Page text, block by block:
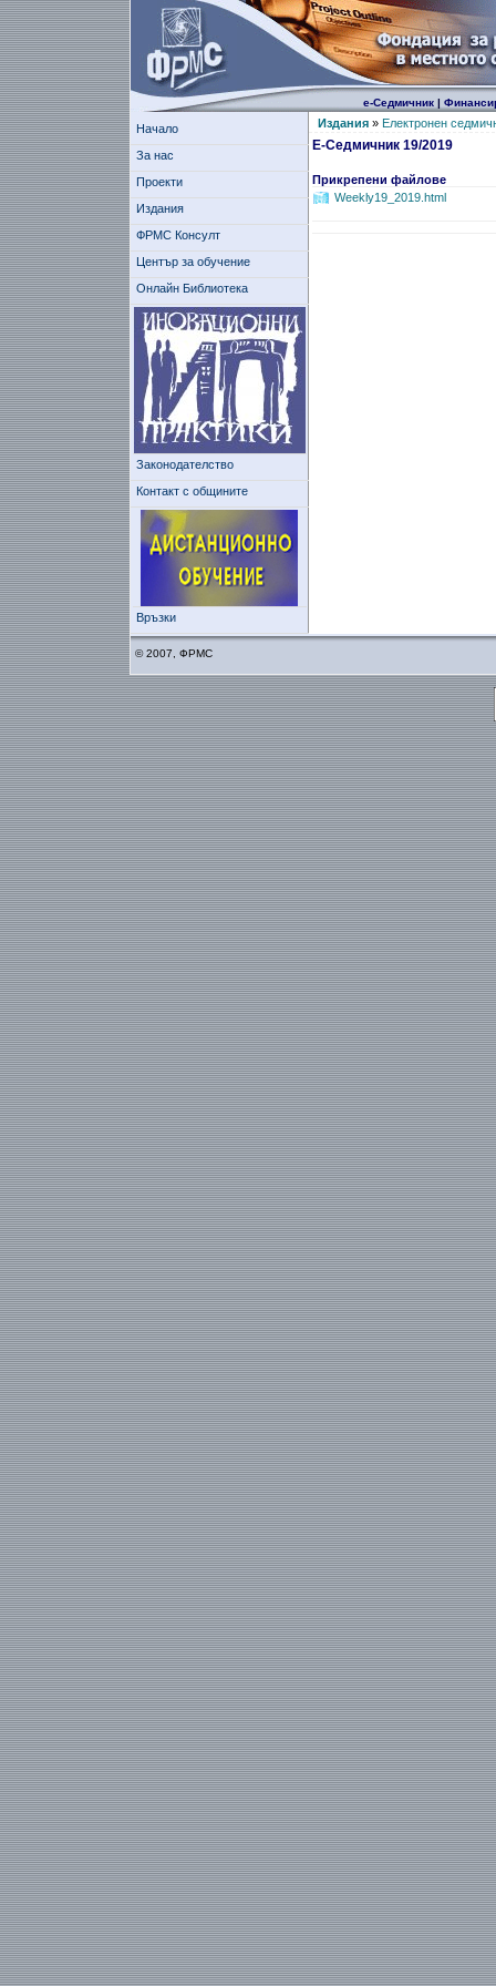
е-Седмичник|
Начало
За нас
Проекти
Издания
ФРМС Консулт
Център за обучение
Онлайн Библиотека
Законодателство
Контакт с общините
Връзки
Издания» Електронен
Е-Седмичник 19/2019
Прикрепени файлове
Weekly19_2019.html
© 2007, ФРМС